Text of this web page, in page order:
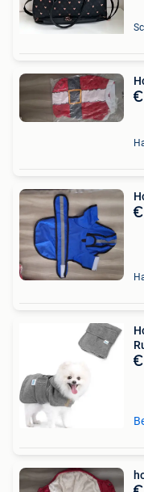
€
€
€